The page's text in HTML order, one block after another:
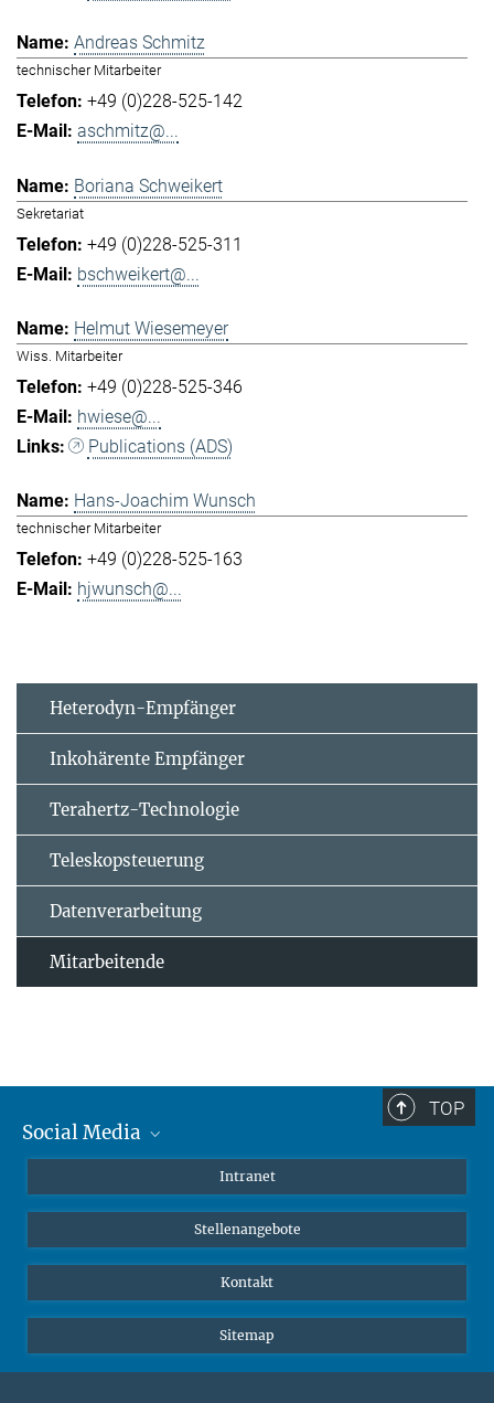
Andreas Schmitz
technischer Mitarbeiter
+49 (0)228-525-142
aschmitz@...
Boriana Schweikert
Sekretariat
+49 (0)228-525-311
bschweikert@...
Helmut Wiesemeyer
Wiss. Mitarbeiter
+49 (0)228-525-346
hwiese@...
Publications (ADS)
Hans-Joachim Wunsch
technischer Mitarbeiter
+49 (0)228-525-163
hjwunsch@...
Heterodyn-Empfänger
Inkohärente Empfänger
Terahertz-Technologie
Teleskopsteuerung
Datenverarbeitung
Mitarbeitende
TOP
Social Media
Instagram
LinkedIn
Intranet
Stellenangebote
Kontakt
Sitemap